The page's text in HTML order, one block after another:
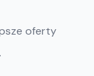
oferty